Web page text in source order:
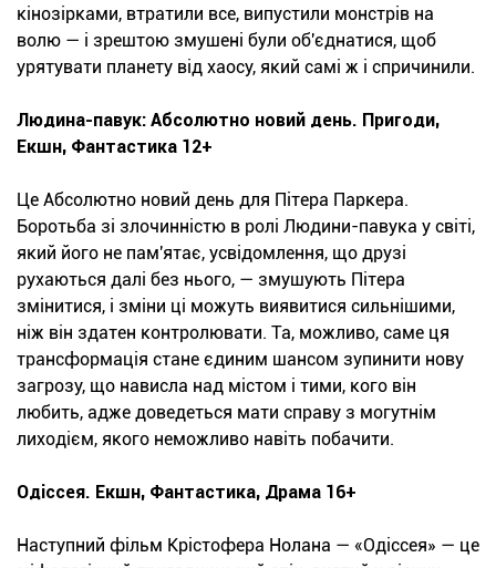
кінозірками, втратили все, випустили монстрів на
волю — і зрештою змушені були об'єднатися, щоб
урятувати планету від хаосу, який самі ж і спричинили.
Людина-павук: Абсолютно новий день. Пригоди,
Екшн, Фантастика 12+
Це Абсолютно новий день для Пітера Паркера.
Боротьба зі злочинністю в ролі Людини-павука у світі,
який його не пам'ятає, усвідомлення, що друзі
рухаються далі без нього, — змушують Пітера
змінитися, і зміни ці можуть виявитися сильнішими,
ніж він здатен контролювати. Та, можливо, саме ця
трансформація стане єдиним шансом зупинити нову
загрозу, що нависла над містом і тими, кого він
любить, адже доведеться мати справу з могутнім
лиходієм, якого неможливо навіть побачити.
Одіссея. Екшн, Фантастика, Драма 16+
Наступний фільм Крістофера Нолана — «Одіссея» — це